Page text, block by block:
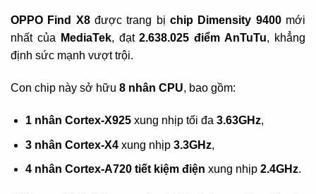
OPPO Find X8được trang bịchip Dimensity 9400mới
nhất của
MediaTek, đạt2.638.025 điểm AnTuTu, khẳng
định sức mạnh vượt trội.
Con chip này sở hữu 8 nhân CPU, bao gồm:
1 nhân Cortex-X925xung nhịp tối đa 3.63GHz,
3 nhân Cortex-X4xung nhịp 3.3GHz,
4 nhân Cortex-A720 tiết kiệm điện xung nhịp 2.4GHz.